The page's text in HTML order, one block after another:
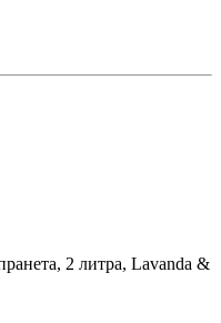
2 литра, Lavanda &